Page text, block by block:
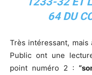
64 DU
Très intéressant,
Public ont une
point numéro 2 :